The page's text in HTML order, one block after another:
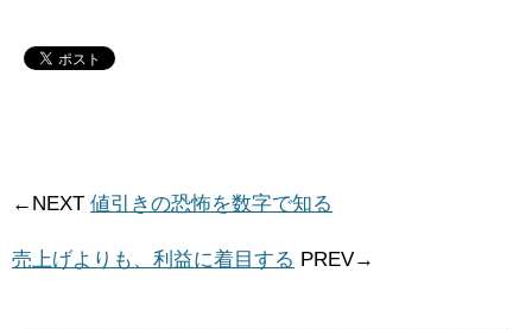
←NEXT 値引きの恐怖を数字で知る
売上げよりも、利益に着目する PREV→